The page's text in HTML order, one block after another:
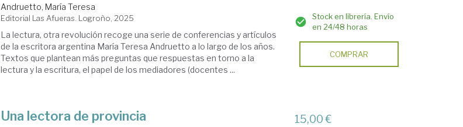
Andruetto, María Teresa
Editorial Las Afueras. Logroño, 2025
La lectura, otra revolución recoge una serie de conferencias y artículos
de la escritora argentina María Teresa Andruetto a lo largo de los años.
Textos que plantean más preguntas que respuestas en torno a la
lectura y la escritura, el papel de los mediadores (docentes ...
Stock en librería. Envío
en 24/48 horas
COMPRAR
Una lectora de provincia 15,00 €